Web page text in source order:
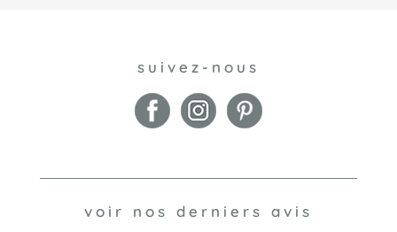
suivez-nous
voir nos derniers avis